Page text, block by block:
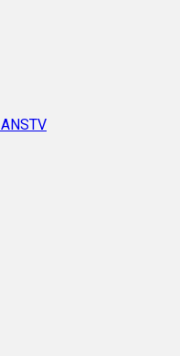
ANSTV